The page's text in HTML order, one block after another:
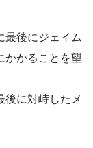
後にジェイム
かかることを望
に対峙したメ